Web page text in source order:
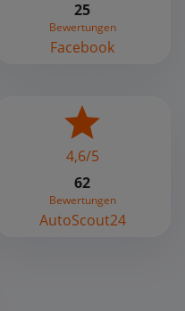
25
Bewertungen
Facebook
4,6/5
62
Bewertungen
AutoScout24